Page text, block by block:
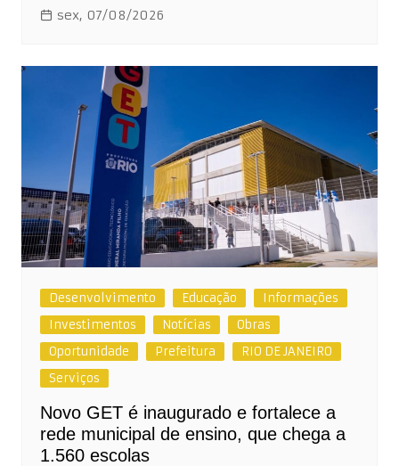
sex, 07/08/2026
Desenvolvimento Educação
Informações
Investimentos
Notícias
Obras
Oportunidade
Prefeitura
RIO DE JANEIRO
Serviços
Novo GET é inaugurado e fortalece a
rede municipal de ensino, que chega a
1.560 escolas